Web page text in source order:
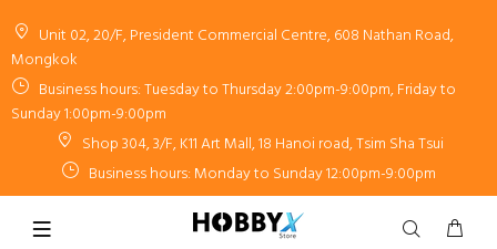
Unit 02, 20/F, President Commercial Centre, 608 Nathan Road,
Mongkok
Business hours: Tuesday to Thursday 2:00pm-9:00pm, Friday to
Sunday 1:00pm-9:00pm
Shop 304, 3/F, K11 Art Mall, 18 Hanoi road, Tsim Sha Tsui
Business hours: Monday to Sunday 12:00pm-9:00pm